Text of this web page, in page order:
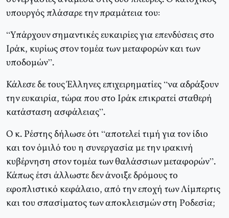
υπουργός πλάσαρε την πραμάτεια του:
“Υπάρχουν σημαντικές ευκαιρίες για επενδύσεις στο
Ιράκ, κυρίως στον τομέα των μεταφορών και των
υποδομών”.
Κάλεσε δε τους Έλληνες επιχειρηματίες “να αδράξουν
την ευκαιρία, τώρα που στο Ιράκ επικρατεί σταθερή
κατάσταση ασφάλειας”.
Ο κ. Ρέστης δήλωσε ότι “αποτελεί τιμή για τον ίδιο
και τον όμιλό του η συνεργασία με την ιρακινή
κυβέρνηση στον τομέα των θαλάσσιων μεταφορών”.
Κάπως έτσι άλλωστε δεν άνοιξε δρόμους το
εφοπλιστικό κεφάλαιο, από την εποχή των Λίμπερτις
και του σπασίματος των αποκλεισμών στη Ροδεσία;